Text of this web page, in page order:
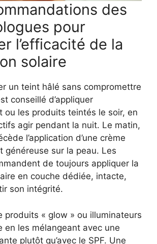
des
pour
l’efficacité de la
solaire
un teint hâlé sans compromettre
conseillé d’appliquer
ou les produits teintés le soir, en
agir pendant la nuit. Le matin,
l’application d’une crème
généreuse sur la peau. Les
de toujours appliquer la
en couche dédiée, intacte,
son intégrité.
produits « glow » ou illuminateurs
en les mélangeant avec une
plutôt qu’avec le SPF. Une